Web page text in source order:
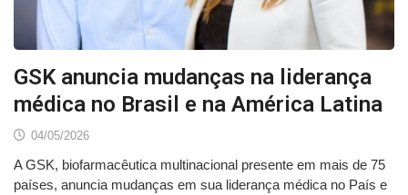
GSK anuncia mudanças na liderança
médica no Brasil e na América Latina
04/05/2026
A GSK, biofarmacêutica multinacional presente em mais de 75
países, anuncia mudanças em sua liderança médica no País e